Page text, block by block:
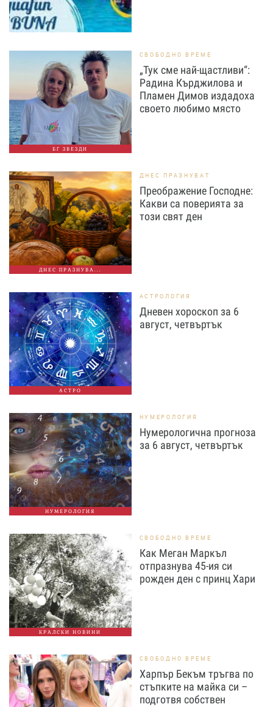
БГ ЗВЕЗДИ
СВОБОДНО ВРЕМЕ
„Тук сме най-щастливи“:
Радина Кърджилова и
Пламен Димов издадоха
своето любимо място
ДНЕС ПРАЗНУВА...
ДНЕС ПРАЗНУВАТ
Преображение Господне:
Какви са поверията за
този свят ден
АСТРО
АСТРОЛОГИЯ
Дневен хороскоп за 6
август, четвъртък
НУМЕРОЛОГИЯ
НУМЕРОЛОГИЯ
Нумерологична прогноза
за 6 август, четвъртък
КРАЛСКИ НОВИНИ
СВОБОДНО ВРЕМЕ
Как Меган Маркъл
отпразнува 45-ия си
рожден ден с принц Хари
СВОБОДНО ВРЕМЕ
Харпър Бекъм тръгва по
стъпките на майка си –
подготвя собствен